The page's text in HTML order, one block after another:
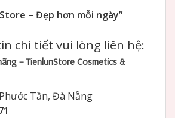
– Đẹp hơn mỗi ngày”
chi tiết vui lòng liên hệ:
– TienlunStore Cosmetics &
Tần, Đà Nẵng